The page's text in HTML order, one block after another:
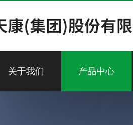
关于我们 产品中心